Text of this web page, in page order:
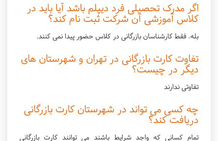
اگر مدرک تحصیلی فرد دیپلم باشد آیا باید در
کلاس آموزشی آن شرکت ثبت نام کند؟
بله. فقط کارشناسان بازرگانی در کلاس حضور پیدا نمی کنند.
تفاوت کارت بازرگانی در تهران و شهرستان های
دیگر در چیست؟
تفاوتی ندارند
چه کسی می تواند در شهرستان کارت بازرگانی
دریافت کند؟
تمام کسانی که واجد شرایط باشند می توانند کارت بازرگانی